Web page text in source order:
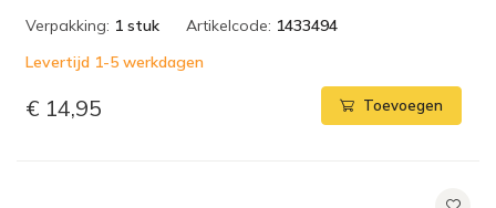
Verpakking: 1 stuk Artikelcode: 1433494
Levertijd 1-5 werkdagen
€ 14,95 Toevoegen